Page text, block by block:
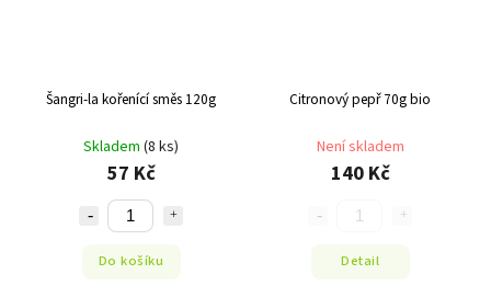
Šangri-la kořenící směs 120g
Skladem (8 ks)
57 Kč
Do košíku
Citronový pepř 70g bio
Není skladem
140 Kč
Detail